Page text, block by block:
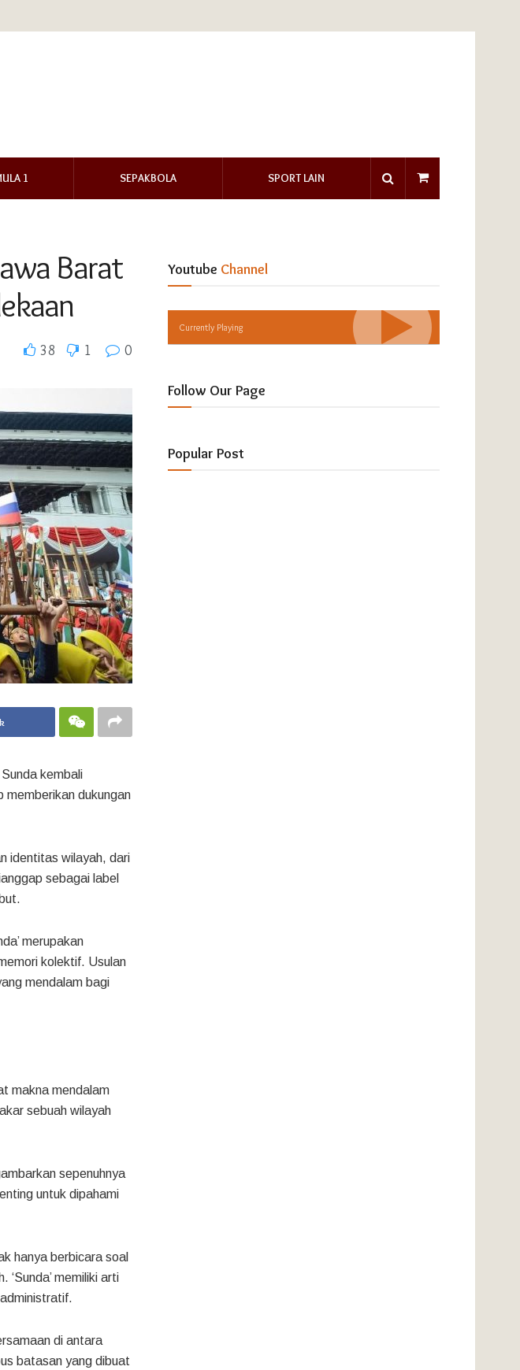
1 SEPAKBOLA SPORT LAIN
Barat
38 1 0
kembali
memberikan dukungan
identitas wilayah, dari
sebagai label
merupakan
kolektif. Usulan
mendalam bagi
makna mendalam
sebuah wilayah
sepenuhnya
untuk dipahami
hanya berbicara soal
memiliki arti
di antara
batasan yang dibuat
Youtube Channel
Currently Playing
Follow Our Page
Popular Post